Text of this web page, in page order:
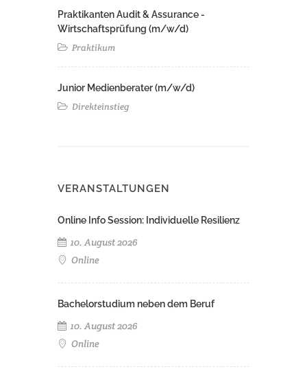
Praktikanten Audit & Assurance -
Wirtschaftsprüfung (m/w/d)
Praktikum
Junior Medienberater (m/w/d)
Direkteinstieg
VERANSTALTUNGEN
Online Info Session: Individuelle Resilienz
10. August 2026
Online
Bachelorstudium neben dem Beruf
10. August 2026
Online